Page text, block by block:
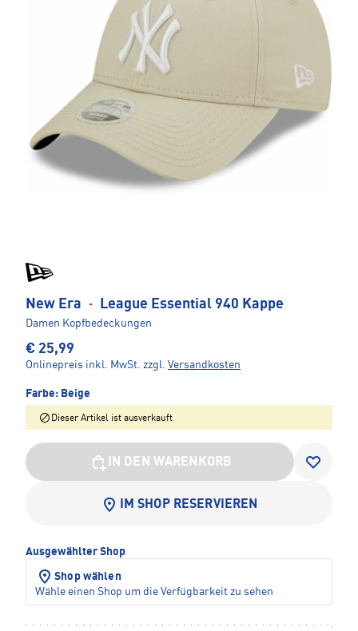
New Era · League Essential 940 Kappe
Damen Kopfbedeckungen
€ 25,99
Onlinepreis inkl. MwSt. zzgl. Versandkosten
Farbe: Beige
Dieser Artikel ist ausverkauft
IN DEN WARENKORB
IM SHOP RESERVIEREN
Ausgewählter Shop
Shop wählen
Wähle einen Shop um die Verfügbarkeit zu sehen